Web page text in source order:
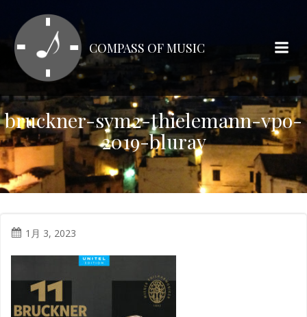
テ
ン
ツ
ス
キ
ッ
プ
COMPASS OF MUSIC
bruckner-sym2-thielemann-vpo-
2019-bluray
1月 3, 2023